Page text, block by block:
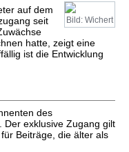
Bild: Wichert
auf dem
seit
hatte, zeigt eine
ist die Entwicklung
des
Der exklusive Zugang gilt
Beiträge, die älter als